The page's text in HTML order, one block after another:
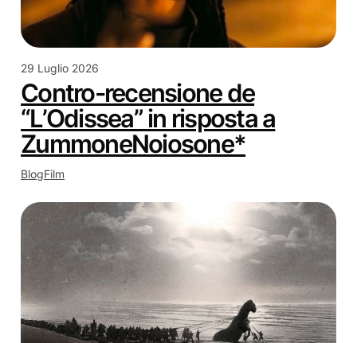
29 Luglio 2026
Contro-recensione de
“L’Odissea” in risposta a
ZummoneNoiosone*
BlogFilm